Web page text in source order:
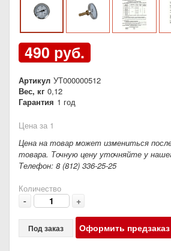
490 руб.
Артикул УТ000000512
Вес, кг 0,12
Гарантия 1 год
Цена за 1
Цена на товар может измениться
товара. Точную цену уточняйте у
Телефон: 8 (812) 336-25-25
Количество
- +
Под заказ Оформить предзаказ